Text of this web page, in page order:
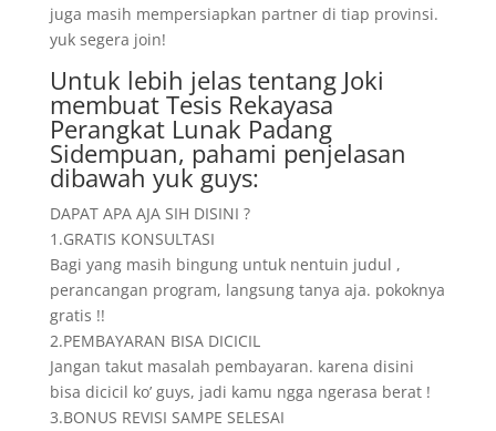
juga masih mempersiapkan partner di tiap provinsi.
yuk segera join!
Untuk lebih jelas tentang Joki
membuat Tesis Rekayasa
Perangkat Lunak Padang
Sidempuan, pahami penjelasan
dibawah yuk guys:
DAPAT APA AJA SIH DISINI ?
1.GRATIS KONSULTASI
Bagi yang masih bingung untuk nentuin judul ,
perancangan program, langsung tanya aja. pokoknya
gratis !!
2.PEMBAYARAN BISA DICICIL
Jangan takut masalah pembayaran. karena disini
bisa dicicil ko’ guys, jadi kamu ngga ngerasa berat !
3.BONUS REVISI SAMPE SELESAI